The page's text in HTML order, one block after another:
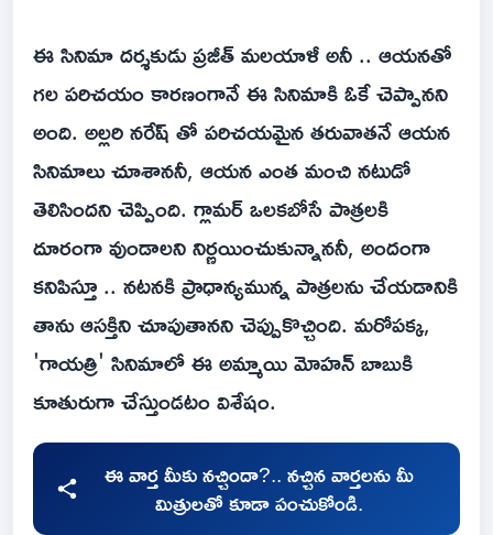
ఈ సినిమా దర్శకుడు ప్రజీత్ మలయాళీ అనీ .. ఆయనతో
గల పరిచయం కారణంగానే ఈ సినిమాకి ఓకే చెప్పానని
అంది. అల్లరి నరేష్ తో పరిచయమైన తరువాతనే ఆయన
సినిమాలు చూశాననీ, ఆయన ఎంత మంచి నటుడో
తెలిసిందని చెప్పింది. గ్లామర్ ఒలకబోసే పాత్రలకి
దూరంగా వుండాలని నిర్ణయించుకున్నాననీ, అందంగా
కనిపిస్తూ .. నటనకి ప్రాధాన్యమున్న పాత్రలను చేయడానికి
తాను ఆసక్తిని చూపుతానని చెప్పుకొచ్చింది. మరోపక్క,
'గాయత్రి' సినిమాలో ఈ అమ్మాయి మోహన్ బాబుకి
కూతురుగా చేస్తుండటం విశేషం.
ఈ వార్త మీకు నచ్చిందా?.. నచ్చిన వార్తలను మీ
మిత్రులతో కూడా పంచుకోండి.